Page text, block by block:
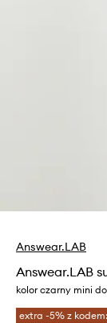
Answear.LAB
Answear.LAB
kolor czarny mini
extra -5% z